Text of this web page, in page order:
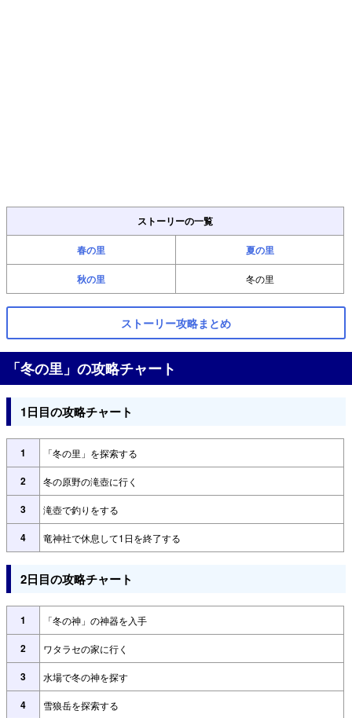
ストーリーの一覧
春の里 夏の里
秋の里 冬の里
ストーリー攻略まとめ
「冬の里」の攻略チャート
1日目の攻略チャート
1 「冬の里」を探索する
2 冬の原野の滝壺に行く
3 滝壺で釣りをする
4 竜神社で休息して1日を終了する
2日目の攻略チャート
1 「冬の神」の神器を入手
2 ワタラセの家に行く
3 水場で冬の神を探す
4 雪狼岳を探索する